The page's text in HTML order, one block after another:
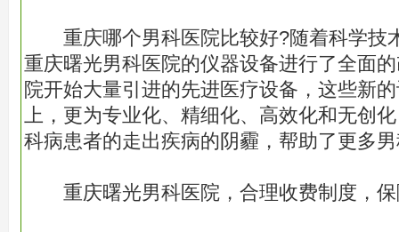
重庆哪个男科医院比较好?随着科学技
重庆曙光男科医院的仪器设备进行了全面
院开始大量引进的先进医疗设备，这些新
上，更为专业化、精细化、高效化和无创
科病患者的走出疾病的阴霾，帮助了更多
重庆曙光男科医院，合理收费制度，保